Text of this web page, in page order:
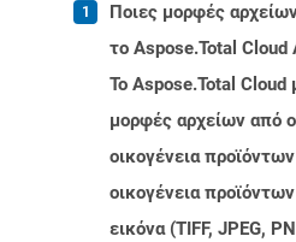
Ποιες μορφές
το Aspose.Total Cloud
Το Aspose.Total Cloud
μορφές αρχείων από
οικογένεια
οικογένεια
εικόνα (TIFF, JPEG,